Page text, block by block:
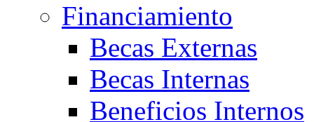
Financiamiento
Becas Externas
Becas Internas
Beneficios Internos